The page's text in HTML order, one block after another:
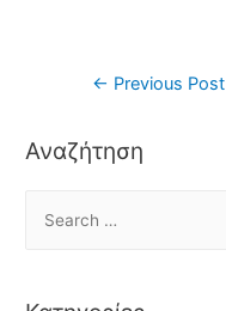
← Previous Post
Αναζήτηση